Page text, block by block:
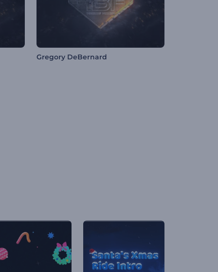
Gregory DeBernard